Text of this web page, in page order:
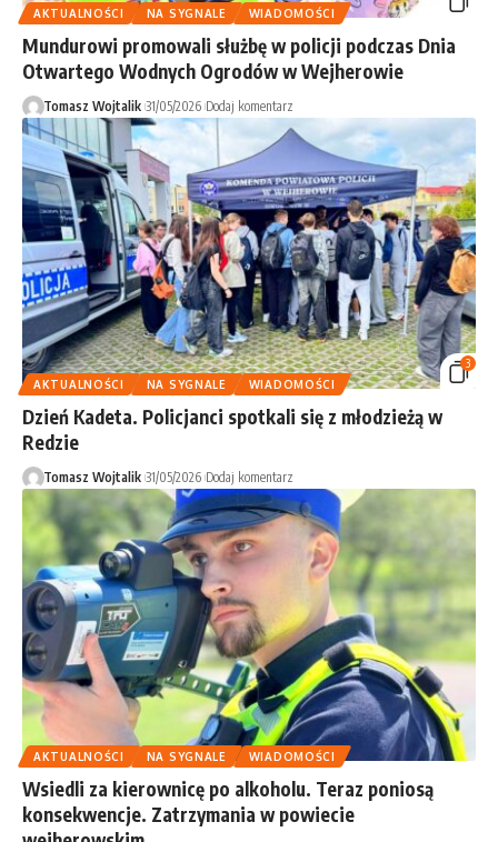
AKTUALNOŚCI
NA SYGNALE WIADOMOŚCI
Mundurowi promowali służbę w policji podczas Dnia
Otwartego Wodnych Ogrodów w Wejherowie
Tomasz Wojtalik 31/05/2026 Dodaj komentarz
3
AKTUALNOŚCI
NA SYGNALE WIADOMOŚCI
Dzień Kadeta. Policjanci spotkali się z młodzieżą w
Redzie
Tomasz Wojtalik 31/05/2026 Dodaj komentarz
AKTUALNOŚCI NA SYGNALE WIADOMOŚCI
Wsiedli za kierownicę po alkoholu. Teraz poniosą
konsekwencje. Zatrzymania w powiecie